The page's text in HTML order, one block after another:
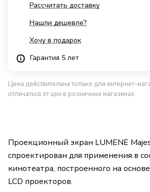
Рассчитать доставку
Нашли дешевле?
Хочу в подарок
Гарантия 5 лет
Цена действительна только для интернет-
отличаться от цен в розничных магазинах
Проекционный экран LUMENE
спроектирован для применения в
кинотеатра, построенного на
LCD проекторов.